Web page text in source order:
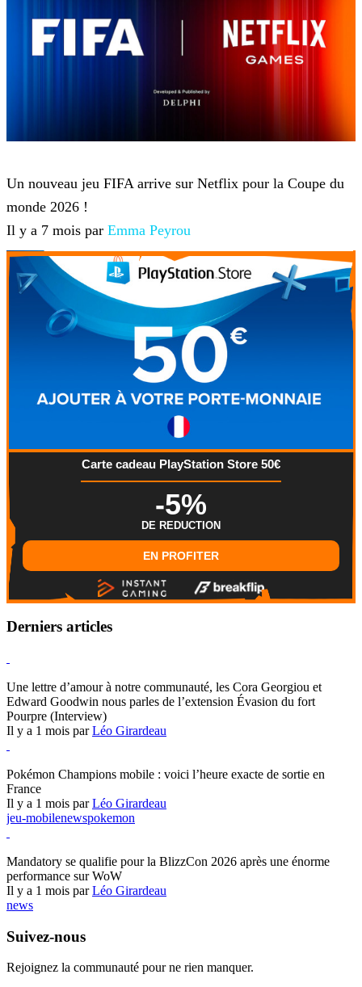
Un nouveau jeu FIFA arrive sur Netflix pour la Coupe du
monde 2026 !
Il y a 7 mois par Emma Peyrou
Carte cadeau PlayStation Store 50€
-5%
DE REDUCTION
EN PROFITER
Derniers articles
Une lettre d’amour à notre communauté, les Cora Georgiou et
Edward Goodwin nous parles de l’extension Évasion du fort
Pourpre (Interview)
Il y a 1 mois parLéo Girardeau
Pokémon Champions mobile : voici l’heure exacte de sortie en
France
Il y a 1 mois parLéo Girardeau
jeu-mobilenewspokemon
Mandatory se qualifie pour la BlizzCon 2026 après une énorme
performance sur WoW
Il y a 1 mois parLéo Girardeau
news
Suivez-nous
Rejoignez la communauté pour ne rien manquer.